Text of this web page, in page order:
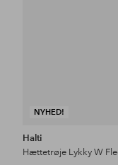
NYHED!
Halti